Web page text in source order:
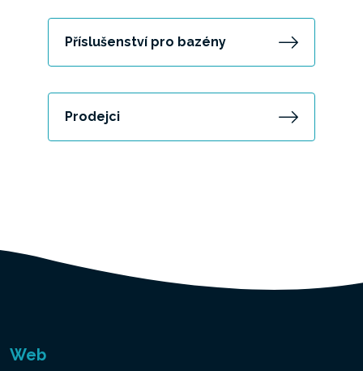
Příslušenství pro bazény
Prodejci
Web